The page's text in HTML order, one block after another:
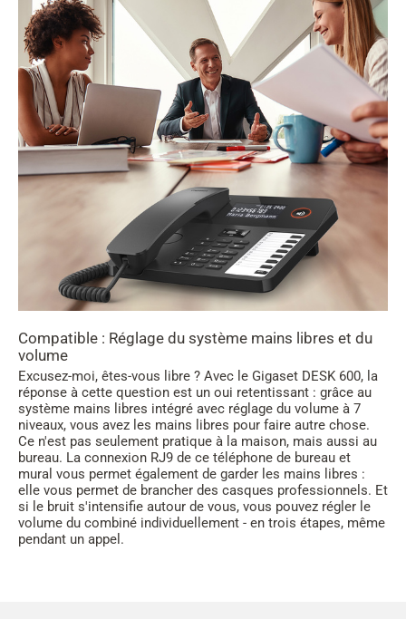
Compatible : Réglage du système mains libres et du
volume
Excusez-moi, êtes-vous libre ? Avec le Gigaset DESK 600, la
réponse à cette question est un oui retentissant : grâce au
système mains libres intégré avec réglage du volume à 7
niveaux, vous avez les mains libres pour faire autre chose.
Ce n'est pas seulement pratique à la maison, mais aussi au
bureau. La connexion RJ9 de ce téléphone de bureau et
mural vous permet également de garder les mains libres :
elle vous permet de brancher des casques professionnels. Et
si le bruit s'intensifie autour de vous, vous pouvez régler le
volume du combiné individuellement - en trois étapes, même
pendant un appel.